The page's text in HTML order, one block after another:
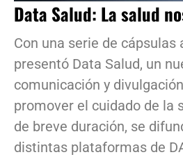
Data Salud: La salud
Con una serie de cápsulas
presentó Data Salud, un
comunicación y
promover el cuidado de la
de breve duración, se
distintas plataformas de